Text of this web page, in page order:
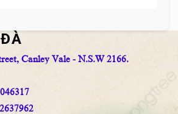
Canley Vale - N.S.W 2166.